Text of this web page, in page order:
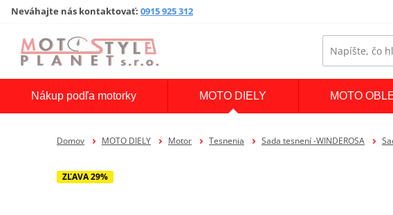
Neváhajte nás kontaktovať: 0915 925 312
Nákup podľa motorky MOTO DIELY MOTO
Domov MOTO DIELY Motor Tesnenia Sada tesnení -WINDEROSA
ZĽAVA 29%